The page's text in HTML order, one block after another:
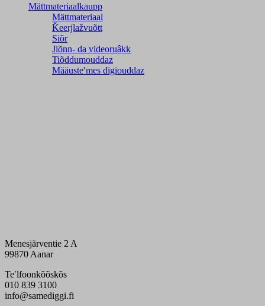
Mättmateriaalkaupp
Mättmateriaal
Ǩeerjlažvuõtt
Siõr
Jiõnn- da videoruâkk
Tiõddumouddaz
Määusteʹmes digiouddaz
Menesjärventie 2 A
99870 Aanar
Teʹlfoonkõõskõs
010 839 3100
info@samediggi.fi